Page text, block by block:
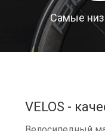
Самые
VELOS -